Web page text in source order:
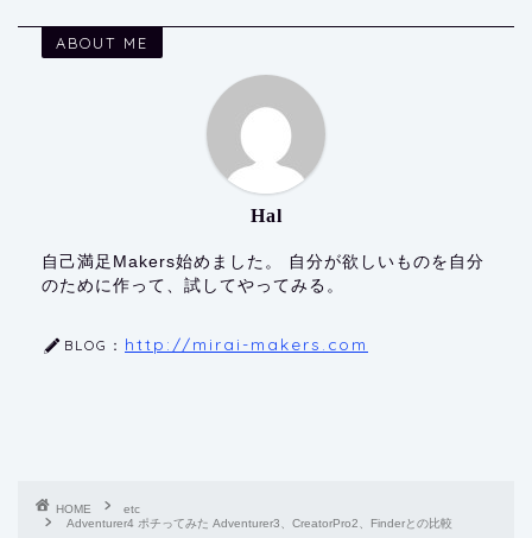
ABOUT ME
Hal
自己満足Makers始めました。 自分が欲しいものを自分
のために作って、試してやってみる。
BLOG： http://mirai-makers.com
HOME
etc
Adventurer4 ポチってみた Adventurer3、CreatorPro2、Finderとの比較